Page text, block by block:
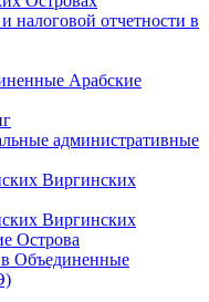
налоговой отчетности в
Арабские
административные
Виргинских
Виргинских
Острова
Объединенные